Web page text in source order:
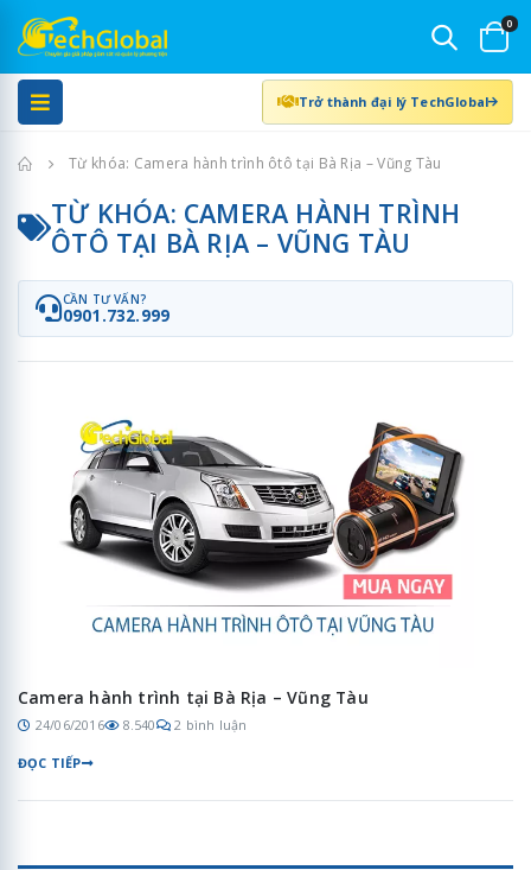
0
Trở thành đại lý TechGlobal
Trang chủTừ khóa: Camera hành trình ôtô tại Bà Rịa – Vũng Tàu
TỪ KHÓA: CAMERA HÀNH TRÌNH
ÔTÔ TẠI BÀ RỊA – VŨNG TÀU
CẦN TƯ VẤN?
0901.732.999
Camera hành trình tại Bà Rịa – Vũng Tàu
24/06/2016 8.540 2 bình luận
ĐỌC TIẾP